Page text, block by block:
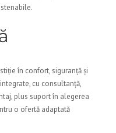
în confort, siguranță și
cu consultanță,
plus suport în alegerea
o ofertă adaptată